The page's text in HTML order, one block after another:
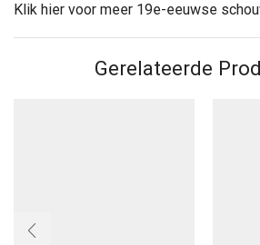
Klik hier voor meer 19e-eeuwse
Gerelateerde